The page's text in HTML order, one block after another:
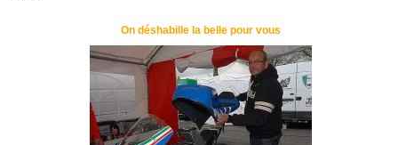
On déshabille la belle pour vous